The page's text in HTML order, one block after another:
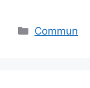
Categories
Commun